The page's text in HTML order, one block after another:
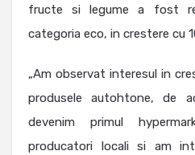
fructe si legume a fost
categoria eco, in crestere cu
„Am observat interesul in
produsele autohtone, de
devenim primul
producatori locali si am